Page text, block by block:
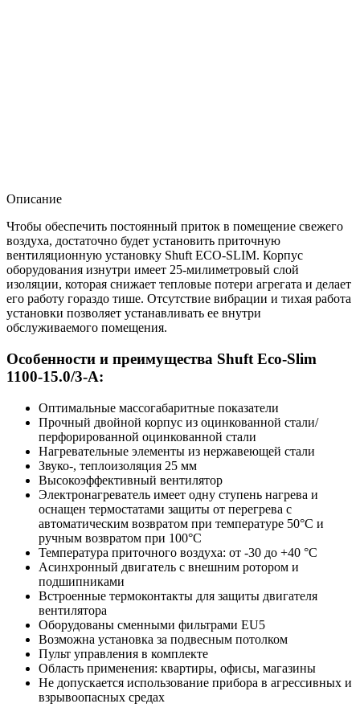
Описание
Чтобы обеспечить постоянный приток в помещение свежего
воздуха, достаточно будет установить приточную
вентиляционную установку Shuft ECO-SLIM. Корпус
оборудования изнутри имеет 25-милиметровый слой
изоляции, которая снижает тепловые потери агрегата и делает
его работу гораздо тише. Отсутствие вибрации и тихая работа
установки позволяет устанавливать ее внутри
обслуживаемого помещения.
Особенности и преимущества Shuft Eco-Slim
1100-15.0/3-А:
Оптимальные массогабаритные показатели
Прочный двойной корпус из оцинкованной стали/
перфорированной оцинкованной стали
Нагревательные элементы из нержавеющей стали
Звуко-, теплоизоляция 25 мм
Высокоэффективный вентилятор
Электронагреватель имеет одну ступень нагрева и
оснащен термостатами защиты от перегрева с
автоматическим возвратом при температуре 50°С и
ручным возвратом при 100°С
Температура приточного воздуха: от -30 до +40 °С
Асинхронный двигатель с внешним ротором и
подшипниками
Встроенные термоконтакты для защиты двигателя
вентилятора
Оборудованы сменными фильтрами EU5
Возможна установка за подвесным потолком
Пульт управления в комплекте
Область применения: квартиры, офисы, магазины
Не допускается использование прибора в агрессивных и
взрывоопасных средах